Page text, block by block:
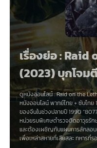
เรื่องย่อ :
(2023) บุกโจม
ดูหนังออนไลน์ :Raid on the
หนังออนไลน์พากย์ไทย + ซับไทย
ของจีนในช่วงปลายปี 1990
หน่วยรบพิเศษตำรวจติดอาวุธรั
และต้องเผชิญกับแผนการลักลอ
เพื่อเหล่าสหายที่เสียสละ ทหารที่